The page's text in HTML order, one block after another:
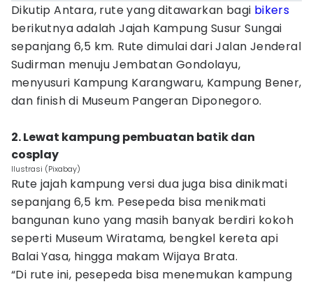
Dikutip Antara, rute yang ditawarkan bagi bikers
berikutnya adalah Jajah Kampung Susur Sungai
sepanjang 6,5 km. Rute dimulai dari Jalan Jenderal
Sudirman menuju Jembatan Gondolayu,
menyusuri Kampung Karangwaru, Kampung Bener,
dan finish di Museum Pangeran Diponegoro.
2. Lewat kampung pembuatan batik dan
cosplay
Ilustrasi (Pixabay)
Rute jajah kampung versi dua juga bisa dinikmati
sepanjang 6,5 km. Pesepeda bisa menikmati
bangunan kuno yang masih banyak berdiri kokoh
seperti Museum Wiratama, bengkel kereta api
Balai Yasa, hingga makam Wijaya Brata.
“Di rute ini, pesepeda bisa menemukan kampung